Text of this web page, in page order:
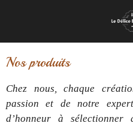
contenu
principal
Nos produits
Chez nous, chaque
passion et de notre
d’honneur à sélectionner